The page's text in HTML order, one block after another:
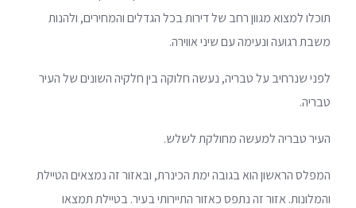
תוכלו למצוא מגוון רחב של דירות בכל הגדלים והמחירים, ולהנות
משבת רגועה ונעימה עם שיני אווירה.
לפני שנרחיב על טבריה, נעשה חלוקה בין חלקיה השונים של העיר
טבריה.
העיר טבריה למעשה מחולקת לשלש.
המפלס הראשון הוא בגובה ימת הכינרת, ובאזור זה נמצאים הטיילת
והמלונות. אזור זה נתפס כאזור התיירותי בעיר. בטיילת תמצאו